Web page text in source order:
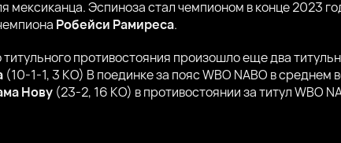
мексиканца. Эспиноза стал чемпионом в конце 2023
Робейси Рамиреса.
противостояния произошло еще два
(10-1-1, 3 КО) В поединке за пояс WBO NABO в среднем
Нову (23-2, 16 КО) в противостоянии за титул WBO